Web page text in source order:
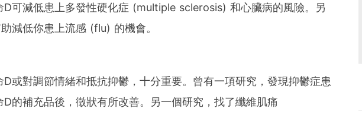
D可減低患上多發性硬化症 (multiple sclerosis) 和心臟病的風險。另
減低你患上流感 (flu) 的機會。
或對調節情緒和抵抗抑鬱，十分重要。曾有一項研究，發現抑鬱症患
的補充品後，徵狀有所改善。另一個研究，找了纖維肌痛